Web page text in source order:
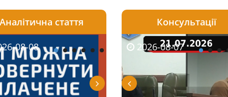
06 2026-08-06
Аналітична стаття
08-08 2026-08-07
Консультації
2026-05-25 2026-08-07
2026-07-30